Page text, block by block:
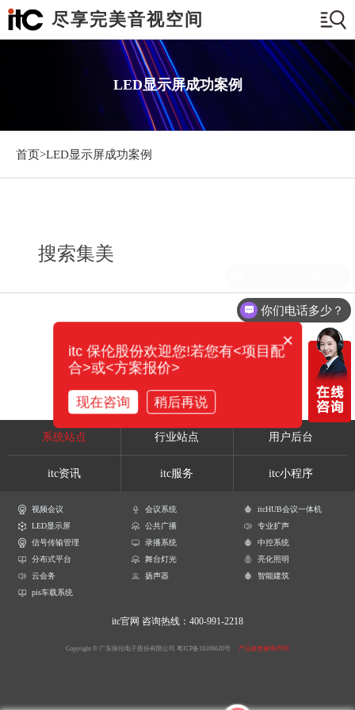
尽享完美音视空间
LED显示屏成功案例
首页>LED显示屏成功案例
搜索集美
系统站点 行业站点 用户后台
itc资讯 itc服务 itc小程序
视频会议 会议系统
itcHUB会议一体机
LED显示屏
公共广播
专业扩声
信号传输管理
录播系统
中控系统
分布式平台
舞台灯光
亮化照明
云会务
扬声器
智能建筑
pis车载系统
itc官网 咨询热线：400-991-2218
Copyright © 广东保伦电子股份有限公司 粤ICP备16106620号 产品参数解释声明
你们电话多少？
×
itc 保伦股份欢迎您!若您有<项目配
合>或<方案报价>
现在咨询 稍后再说